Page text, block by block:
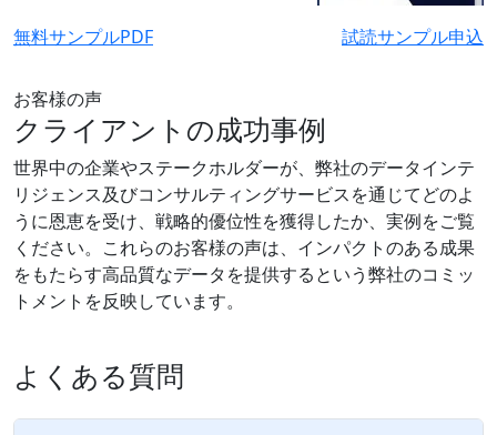
無料サンプルPDF 試読サンプル申込
お客様の声
クライアントの成功事例
世界中の企業やステークホルダーが、弊社のデータインテ
リジェンス及びコンサルティングサービスを通じてどのよ
うに恩恵を受け、戦略的優位性を獲得したか、実例をご覧
ください。これらのお客様の声は、インパクトのある成果
をもたらす高品質なデータを提供するという弊社のコミッ
トメントを反映しています。
よくある質問